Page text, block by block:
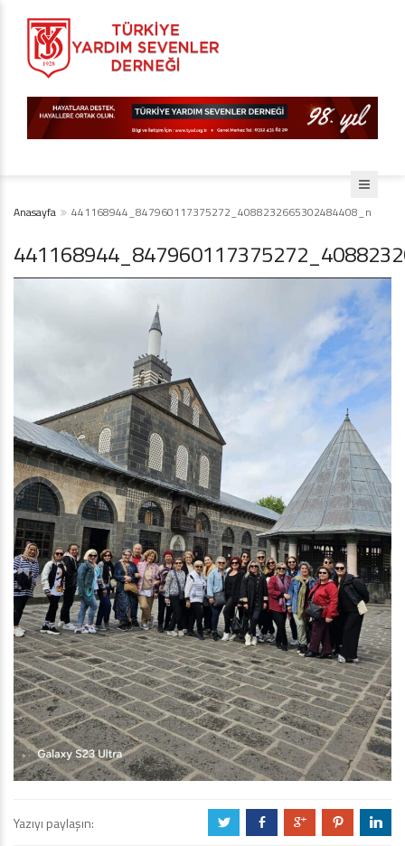
Anasayfa 441168944_847960117375272_4088232665302484408_n
Yazıyı paylaşın: a b c d j